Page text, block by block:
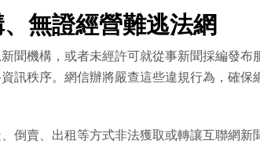
無證經營難逃法網
聞機構，或者未經許可就從事新聞採編發布
訊秩序。網信辦將嚴查這些違規行為，確保
倒賣、出租等方式非法獲取或轉讓互聯網新